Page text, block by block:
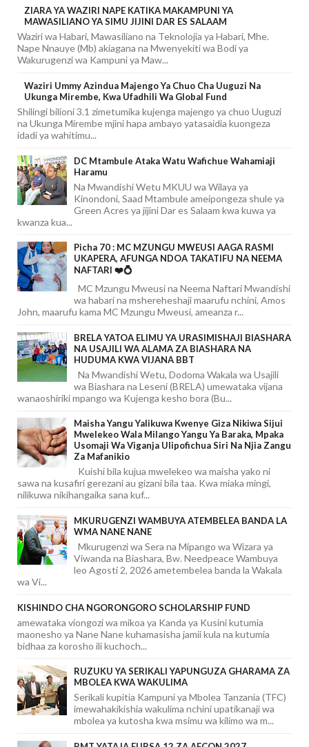
ZIARA YA WAZIRI NAPE KATIKA MAKAMPUNI YA
MAWASILIANO YA SIMU JIJINI DAR ES SALAAM
Waziri wa Habari, Mawasiliano na Teknolojia ya Habari, Mhe.
Nape Nnauye (Mb) akiagana na Mwenyekiti wa Bodi ya
Wakurugenzi wa Kampuni ya Maw...
Waziri Ummy Azindua Majengo Ya Chuo Cha Uuguzi Na
Ukunga Mirembe, Kwa Ufadhili Wa Global Fund
Shilingi bilioni 3.1 zimetumika kujenga majengo ya chuo Uuguzi
na Ukunga Mirembe mjini hapa ambayo yatasaidia kuongeza
idadi ya wahitimu...
DC Mtambule Ataka Watu Wafichue Wahamiaji
Haramu
Na Mwandishi Wetu MKUU wa Wilaya ya
Kinondoni, Saad Mtambule ameipongeza shule ya
Green Acres ya jijini Dar es Salaam kwa kuwa ya
kwanza kua...
Picha 70 : MC MZUNGU MWEUSI AAGA RASMI
UKAPERA, AFUNGA NDOA TAKATIFU NA NEEMA
NAFTARI ❤️💍
MC Mzungu Mweusi na Neema Naftari Mwandishi
wa habari na mshereheshaji maarufu nchini, Amos
John, maarufu kama MC Mzungu Mweusi, ameanza r...
BRELA YATOA ELIMU YA URASIMISHAJI BIASHARA
NA USAJILI WA ALAMA ZA BIASHARA NA
HUDUMA KWA VIJANA BBT
Na Mwandishi Wetu, Dodoma Wakala wa Usajili
wa Biashara na Leseni (BRELA) umewataka vijana
wanaoshiriki mpango wa Kujenga kesho bora (Bu...
Maisha Yangu Yalikuwa Kwenye Giza Nikiwa Sijui
Mwelekeo Wala Milango Yangu Ya Baraka, Mpaka
Usomaji Wa Viganja Ulipofichua Siri Na Njia Zangu
Za Mafanikio
Kuishi bila kujua mwelekeo wa maisha yako ni
sawa na kusafiri gerezani au gizani bila taa. Kwa miaka mingi,
nilikuwa nikihangaika sana kuf...
MKURUGENZI WAMBUYA ATEMBELEA BANDA LA
WMA NANE NANE
Mkurugenzi wa Sera na Mipango wa Wizara ya
Viwanda na Biashara, Bw. Needpeace Wambuya
leo Agosti 2, 2026 ametembelea banda la Wakala
wa Vi...
KISHINDO CHA NGORONGORO SCHOLARSHIP FUND
amewataka viongozi wa mikoa ya Kanda ya Kusini kutumia
maonesho ya Nane Nane kuhamasisha jamii kula na kutumia
bidhaa za korosho ili kuchoch...
RUZUKU YA SERIKALI YAPUNGUZA GHARAMA ZA
MBOLEA KWA WAKULIMA
Serikali kupitia Kampuni ya Mbolea Tanzania (TFC)
imewahakikishia wakulima nchini upatikanaji wa
mbolea ya kutosha kwa msimu wa kilimo wa m...